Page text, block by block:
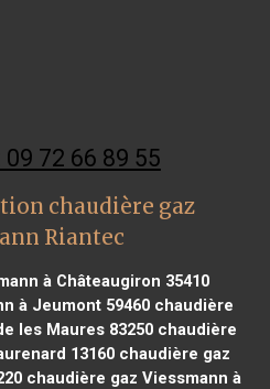
72 66 89 55
chaudière gaz
Riantec
à Châteaugiron 35410
à Jeumont 59460chaudière
les Maures 83250 chaudière
13160 chaudière gaz
chaudière gaz Viessmann à